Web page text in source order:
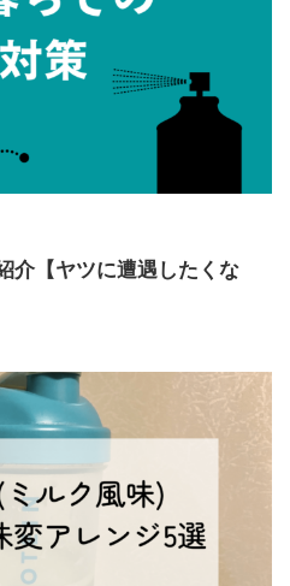
介【ヤツに遭遇したくな